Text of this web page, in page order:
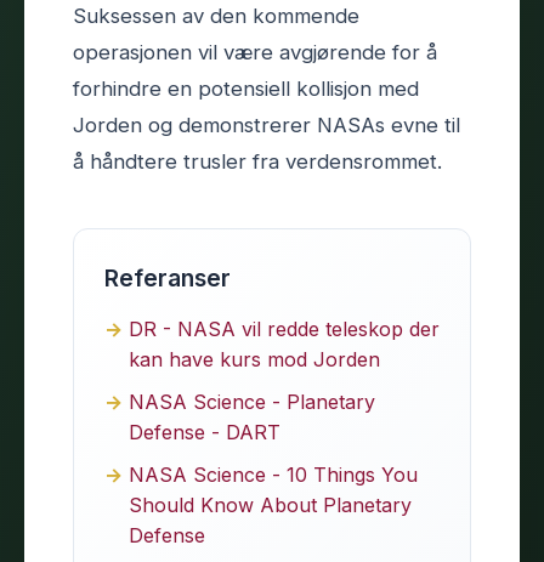
Suksessen av den kommende
operasjonen vil være avgjørende for å
forhindre en potensiell kollisjon med
Jorden og demonstrerer NASAs evne til
å håndtere trusler fra verdensrommet.
Referanser
DR - NASA vil redde teleskop der
kan have kurs mod Jorden
NASA Science - Planetary
Defense - DART
NASA Science - 10 Things You
Should Know About Planetary
Defense